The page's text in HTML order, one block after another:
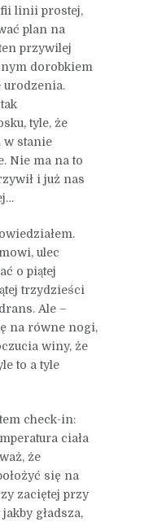
linii prostej,
plan na
przywilej
dorobkiem
urodzenia.
tyle, że
w stanie
Nie ma na to
i już nas
ulec
o piątej
trzydzieści
Ale –
na równe nogi,
winy, że
to a tyle
check-in:
ciała
że
się na
zaciętej przy
gładsza,